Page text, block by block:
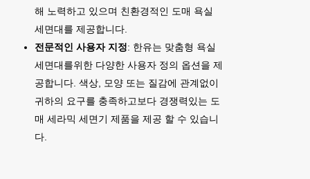
해 노력하고 있으며 친환경적인 도매 욕실
세면대를 제공합니다.
전문적인 사용자 지정: 한유는 맞춤형 욕실
세면대를위한 다양한 사용자 정의 옵션을 제
공합니다. 색상, 모양 또는 질감에 관계없이
귀하의 요구를 충족하고보다 경쟁력있는 도
매 세라믹 세면기 제품을 제공 할 수 있습니
다.